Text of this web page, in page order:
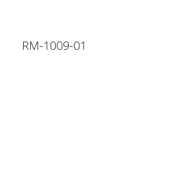
RM-1009-01